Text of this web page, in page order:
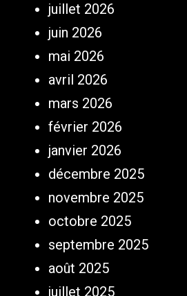
juillet 2026
juin 2026
mai 2026
avril 2026
mars 2026
février 2026
janvier 2026
décembre 2025
novembre 2025
octobre 2025
septembre 2025
août 2025
juillet 2025